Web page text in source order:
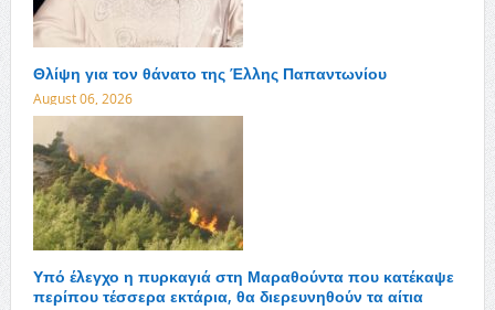
Θλίψη για τον θάνατο της Έλλης Παπαντωνίου
August 06, 2026
Υπό έλεγχο η πυρκαγιά στη Μαραθούντα που κατέκαψε
περίπου τέσσερα εκτάρια, θα διερευνηθούν τα αίτια